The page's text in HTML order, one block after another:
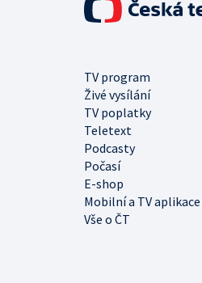
TV program
Živé vysílání
TV poplatky
Teletext
Podcasty
Počasí
E-shop
Mobilní a TV aplikace
Vše o ČT